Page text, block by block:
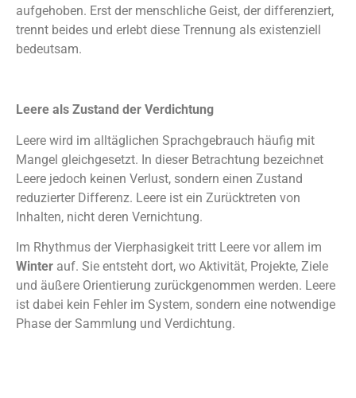
aufgehoben. Erst der menschliche Geist, der differenziert,
trennt beides und erlebt diese Trennung als existenziell
bedeutsam.
Leere als Zustand der Verdichtung
Leere wird im alltäglichen Sprachgebrauch häufig mit
Mangel gleichgesetzt. In dieser Betrachtung bezeichnet
Leere jedoch keinen Verlust, sondern einen Zustand
reduzierter Differenz. Leere ist ein Zurücktreten von
Inhalten, nicht deren Vernichtung.
Im Rhythmus der Vierphasigkeit tritt Leere vor allem im
Winter auf. Sie entsteht dort, wo Aktivität, Projekte, Ziele
und äußere Orientierung zurückgenommen werden. Leere
ist dabei kein Fehler im System, sondern eine notwendige
Phase der Sammlung und Verdichtung.